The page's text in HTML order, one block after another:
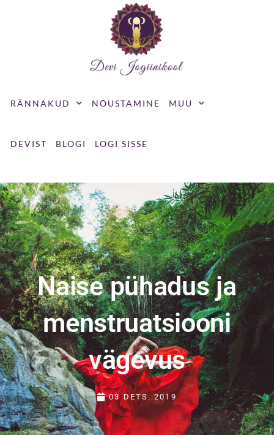
RÄNNAKUD NÕUSTAMINE MUU
DEVIST BLOGI LOGI SISSE
Naise pühadus ja
menstruatsiooni
vägevus
03 DETS. 2019